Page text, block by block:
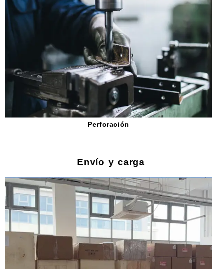
Perforación
Envío y carga